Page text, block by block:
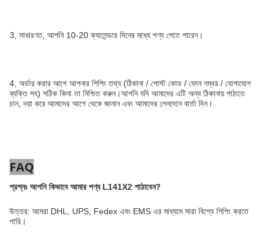
3, সাধারণত, আপনি 10-20 ক্যালেন্ডার দিনের মধ্যে পণ্য পেতে পারেন।
4, অর্ডার করার আগে আপনার শিপিং তথ্য (ঠিকানা / পোস্ট কোড / ফোন নম্বর / যোগাযোগ
ব্যক্তি সহ) সঠিক কিনা তা নিশ্চিত করুন।আপনি যদি আমাদের এটি অন্য ঠিকানায় পাঠাতে
চান, দয়া করে আমাদের আগে থেকে জানান এবং আমাদের লেনদেনে বার্তা দিন।
FAQ
প্রশ্নঃ আপনি কিভাবে আমার পণ্য L141X2 পাঠাবেন?
উত্তর: আমরা DHL, UPS, Fedex এবং EMS এর মাধ্যমে সারা বিশ্বে শিপিং করতে
পারি।